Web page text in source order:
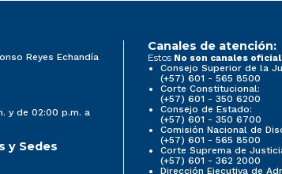
Reyes Echandía
y de 02:00 p.m. a
y Sedes
Canales de atención:
Estos No son canales
Consejo Superior de la
(+57) 601 - 565 8500
Corte Constitucional:
(+57) 601 - 350 6200
Consejo de Estado:
(+57) 601 - 350 6700
Comisión Nacional de
(+57) 601 - 565 8500
Corte Suprema de
(+57) 601 - 362 2000
Dirección Ejecutiva de